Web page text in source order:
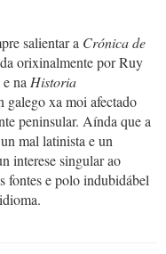
salientar a Crónica de
orixinalmente por Ruy
e na Historia
galego xa moi afectado
peninsular. Aínda que a
mal latinista e un
interese singular ao
fontes e polo indubidábel